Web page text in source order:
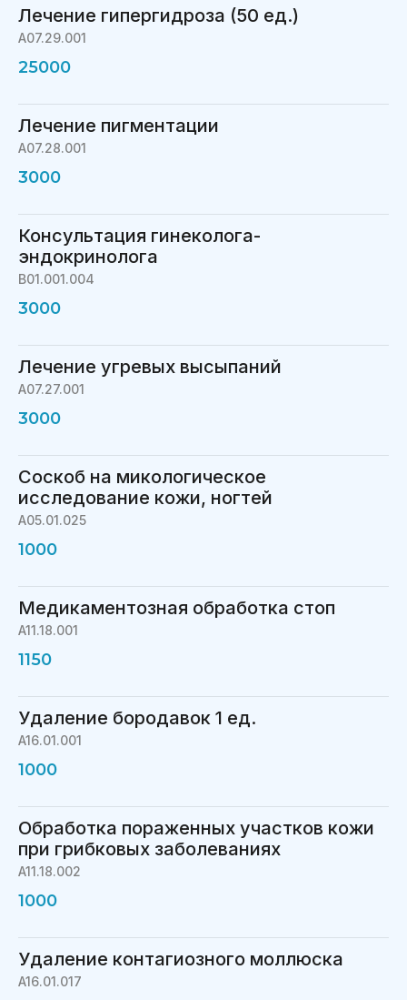
Лечение гипергидроза (50 ед.)
A07.29.001
25000
Лечение пигментации
A07.28.001
3000
Консультация гинеколога-
эндокринолога
В01.001.004
3000
Лечение угревых высыпаний
A07.27.001
3000
Соскоб на микологическое
исследование кожи, ногтей
A05.01.025
1000
Медикаментозная обработка стоп
A11.18.001
1150
Удаление бородавок 1 ед.
A16.01.001
1000
Обработка пораженных участков кожи
при грибковых заболеваниях
A11.18.002
1000
Удаление контагиозного моллюска
A16.01.017